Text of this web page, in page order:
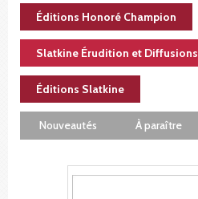
Éditions Honoré Champion
Slatkine Érudition et Diffusions
Éditions Slatkine
Nouveautés À paraître